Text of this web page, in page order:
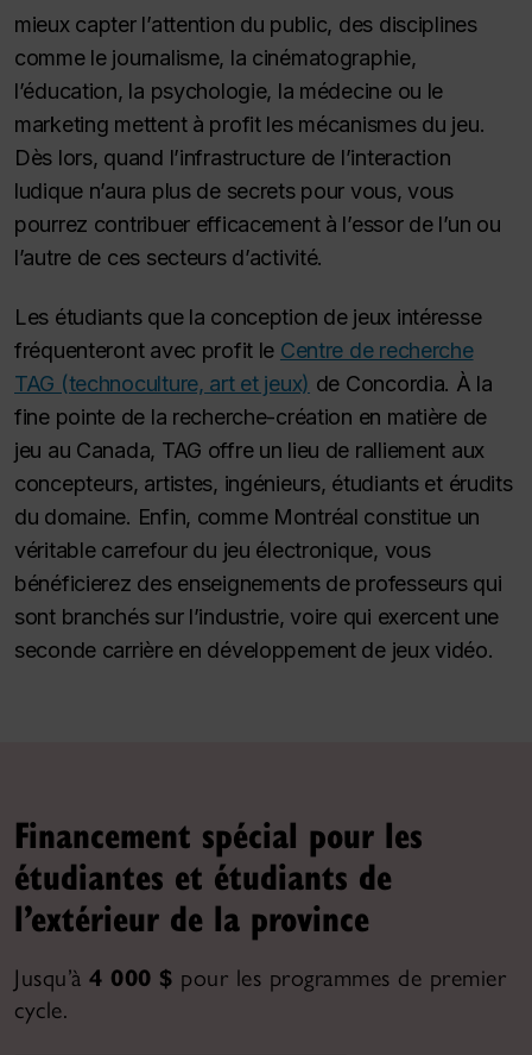
mieux capter l’attention du public, des disciplines
comme le journalisme, la cinématographie,
l’éducation, la psychologie, la médecine ou le
marketing mettent à profit les mécanismes du jeu.
Dès lors, quand l’infrastructure de l’interaction
ludique n’aura plus de secrets pour vous, vous
pourrez contribuer efficacement à l’essor de l’un ou
l’autre de ces secteurs d’activité.
Les étudiants que la conception de jeux intéresse
fréquenteront avec profit le Centre de recherche
TAG (technoculture, art et jeux) de Concordia. À la
fine pointe de la recherche-création en matière de
jeu au Canada, TAG offre un lieu de ralliement aux
concepteurs, artistes, ingénieurs, étudiants et érudits
du domaine. Enfin, comme Montréal constitue un
véritable carrefour du jeu électronique, vous
bénéficierez des enseignements de professeurs qui
sont branchés sur l’industrie, voire qui exercent une
seconde carrière en développement de jeux vidéo.
Financement spécial pour les
étudiantes et étudiants de
l’extérieur de la province
Jusqu’à 4 000 $ pour les programmes de premier
cycle.